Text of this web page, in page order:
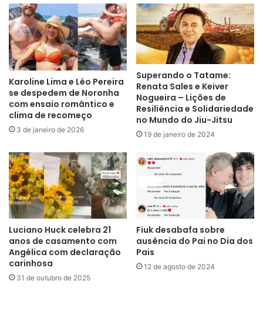
Karoline Lima e Léo Pereira
se despedem de Noronha
com ensaio romântico e
clima de recomeço
3 de janeiro de 2026
Superando o Tatame:
Renata Sales e Keiver
Nogueira – Lições de
Resiliência e Solidariedade
no Mundo do Jiu-Jitsu
19 de janeiro de 2024
Luciano Huck celebra 21
anos de casamento com
Angélica com declaração
carinhosa
31 de outubro de 2025
Fiuk desabafa sobre
ausência do Pai no Dia dos
Pais
12 de agosto de 2024